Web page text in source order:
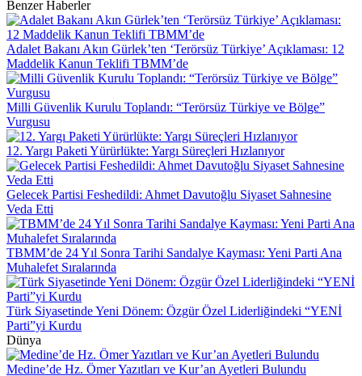
Benzer Haberler
Adalet Bakanı Akın Gürlek’ten ‘Terörsüz Türkiye’ Açıklaması: 12
Maddelik Kanun Teklifi TBMM’de
Milli Güvenlik Kurulu Toplandı: “Terörsüz Türkiye ve Bölge”
Vurgusu
12. Yargı Paketi Yürürlükte: Yargı Süreçleri Hızlanıyor
Gelecek Partisi Feshedildi: Ahmet Davutoğlu Siyaset Sahnesine
Veda Etti
TBMM’de 24 Yıl Sonra Tarihi Sandalye Kayması: Yeni Parti Ana
Muhalefet Sıralarında
Türk Siyasetinde Yeni Dönem: Özgür Özel Liderliğindeki “YENİ
Parti”yi Kurdu
Dünya
Medine’de Hz. Ömer Yazıtları ve Kur’an Ayetleri Bulundu